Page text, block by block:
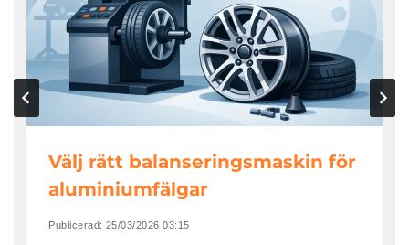
Välj rätt balanseringsmaskin för
aluminiumfälgar
Publicerad: 25/03/2026 03:15